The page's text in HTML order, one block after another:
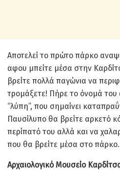
Αποτελεί το πρώτο πάρκο
αφου μπείτε μέσα στην
βρείτε πολλά παγώνια να
τρομάξετε! Πήρε το όνομά του
“λύπη”, που σημαίνει
Παυσίλυπο θα βρείτε αρκετό
περίπατό του αλλά και να
που θα βρείτε μέσα στο πάρκο.
Αρχαιολογικό Μουσείο